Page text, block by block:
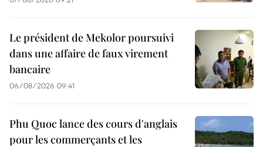
Le président de Mekolor poursuivi
dans une affaire de faux virement
bancaire
06/08/2026 09:41
Phu Quoc lance des cours d'anglais
pour les commerçants et les